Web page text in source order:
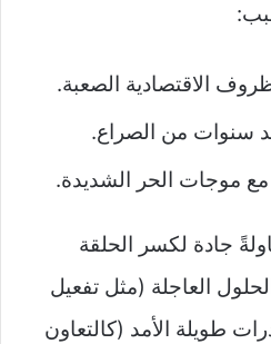
الاقتصادية الصعبة.
سنوات من الصراع.
مع موجات الحر الشديدة.
جادة لكسر الحلقة
العاجلة (مثل تفعيل
طويلة الأمد (كالتعاون